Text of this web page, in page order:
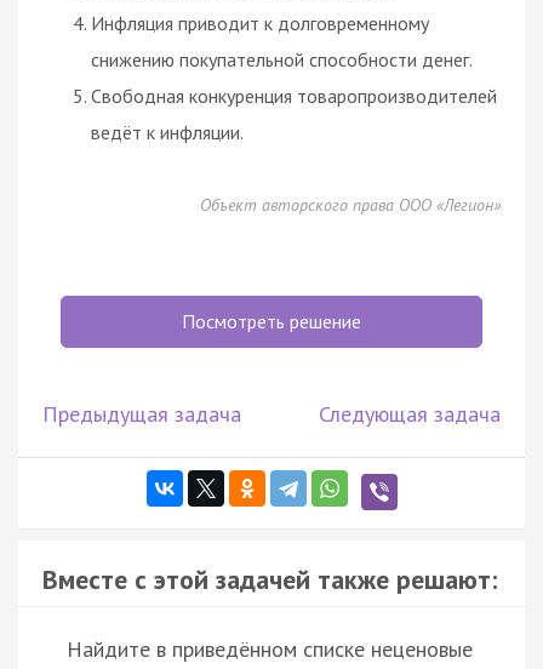
Инфляция приводит к долговременному
снижению покупательной способности денег.
Свободная конкуренция товаропроизводителей
ведёт к инфляции.
Объект авторского права ООО «Легион»
Посмотреть решение
Предыдущая задача Следующая задача
Вместе с этой задачей также решают:
Найдите в приведённом списке неценовые